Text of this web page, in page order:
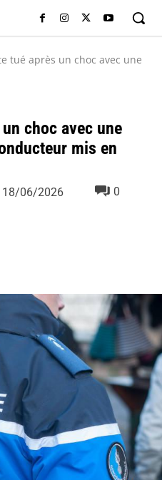
tué après un choc avec une
choc avec une
mis en
18/06/2026
0